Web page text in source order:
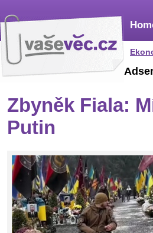
Zbyněk Fiala:
Putin